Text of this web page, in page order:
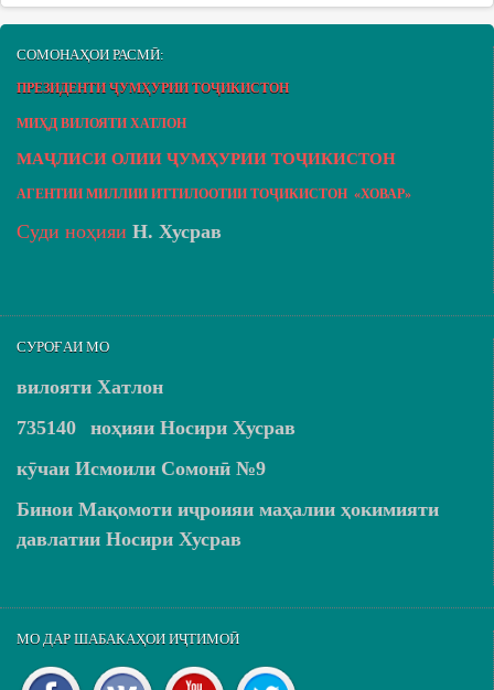
СОМОНАҲОИ РАСМӢ:
ПРЕЗИДЕНТИ ҶУМҲУРИИ ТОҶИКИСТОН
МИҲД ВИЛОЯТИ ХАТЛОН
МАҶЛИСИ ОЛИИ ҶУМҲУРИИ ТОҶИКИСТОН
АГЕНТИИ МИЛЛИИ ИТТИЛООТИИ ТОҶИКИСТОН «ХОВАР»
Суди ноҳияи Н. Хусрав
СУРОҒАИ МО
вилояти Хатлон
735140
ноҳияи Носири Хусрав
кӯчаи Исмоили Сомонӣ №9
Бинои Мақомоти иҷроияи маҳалии ҳокимияти
давлатии Носири Хусрав
МО ДАР ШАБАКАҲОИ ИҶТИМОӢ